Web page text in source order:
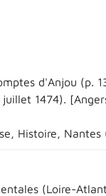
d'Anjou (p.
1474).
Histoire, Nantes
(Loire-